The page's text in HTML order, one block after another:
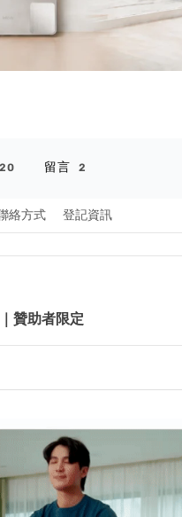
絡方式 登記資訊
20 留言 2
贊助者限定